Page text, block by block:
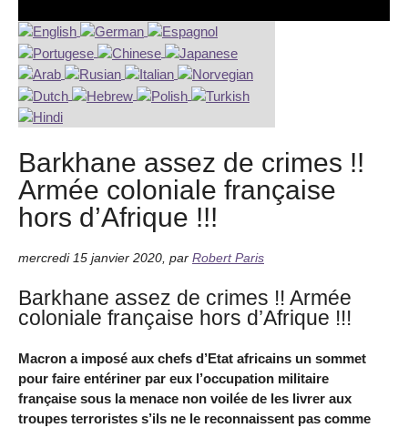
Barkhane assez de crimes !!
Armée coloniale française
hors d’Afrique !!!
mercredi 15 janvier 2020 par Robert Paris
Barkhane assez de crimes !! Armée
coloniale française hors d’Afrique !!!
Macron a imposé aux chefs d’Etat africains un sommet
pour faire entériner par eux l’occupation militaire
française sous la menace non voilée de les livrer aux
troupes terroristes s’ils ne le reconnaissent pas comme